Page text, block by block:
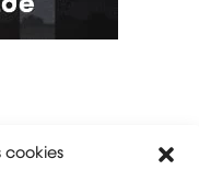
cookies